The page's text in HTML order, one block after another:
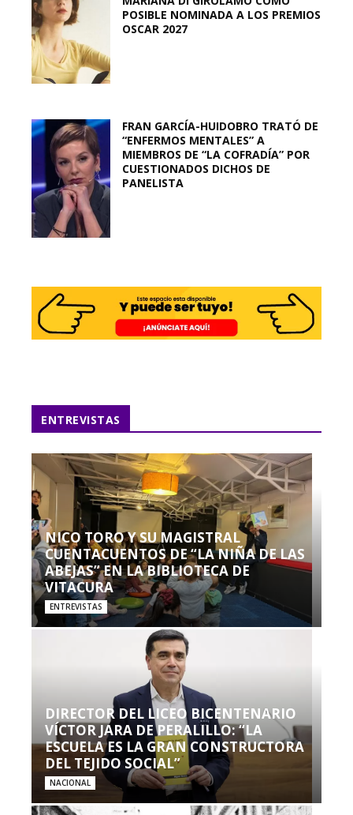
POSIBLE NOMINADA A LOS PREMIOS
OSCAR 2027
FRAN GARCÍA-HUIDOBRO TRATÓ DE
“ENFERMOS MENTALES” A
MIEMBROS DE “LA COFRADÍA” POR
CUESTIONADOS DICHOS DE
PANELISTA
ENTREVISTAS
NICO TORO Y SU MAGISTRAL
CUENTACUENTOS DE “LA NIÑA DE LAS
ABEJAS” EN LA BIBLIOTECA DE
VITACURA
ENTREVISTAS
DIRECTOR DEL LICEO BICENTENARIO
VÍCTOR JARA DE PERALILLO: “LA
ESCUELA ES LA GRAN CONSTRUCTORA
DEL TEJIDO SOCIAL”
NACIONAL